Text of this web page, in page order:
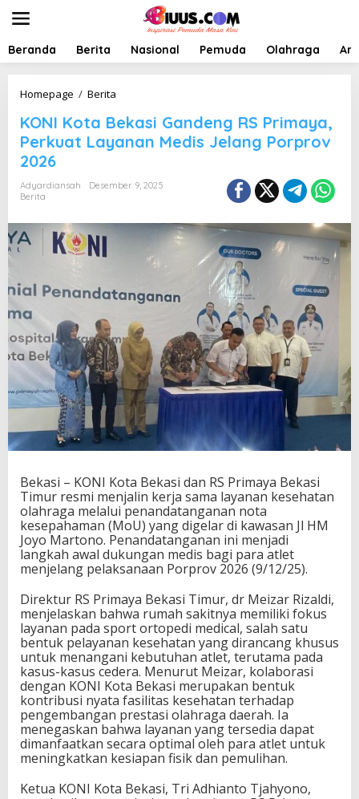
t
Beranda Berita Nasional Pemuda Olahraga
Homepage / Berita
N
I
K
e
G
d
e
n
g
R
S
P
r
i
a
y
a
,
P
e
r
u
a
t
L
a
y
a
n
a
n
M
e
i
KONI Kota Bekasi Gandeng RS Primaya,
Perkuat Layanan Medis Jelang Porprov
2026
Adyardiansah
Desember 9, 2025
Berita
Bekasi – KONI Kota Bekasi dan RS Primaya Bekasi
Timur resmi menjalin kerja sama layanan kesehatan
olahraga melalui penandatanganan nota
kesepahaman (MoU) yang digelar di kawasan Jl HM
Joyo Martono. Penandatanganan ini menjadi
langkah awal dukungan medis bagi para atlet
menjelang pelaksanaan Porprov 2026 (9/12/25).
Direktur RS Primaya Bekasi Timur, dr Meizar Rizaldi,
menjelaskan bahwa rumah sakitnya memiliki fokus
layanan pada sport ortopedi medical, salah satu
bentuk pelayanan kesehatan yang dirancang khusus
untuk menangani kebutuhan atlet, terutama pada
kasus-kasus cedera. Menurut Meizar, kolaborasi
dengan KONI Kota Bekasi merupakan bentuk
kontribusi nyata fasilitas kesehatan terhadap
pengembangan prestasi olahraga daerah. Ia
menegaskan bahwa layanan yang tersedia dapat
dimanfaatkan secara optimal oleh para atlet untuk
meningkatkan kesiapan fisik dan pemulihan.
Ketua KONI Kota Bekasi, Tri Adhianto Tjahyono,